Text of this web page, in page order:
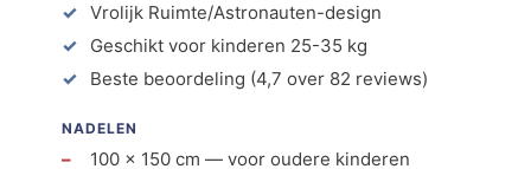
Vrolijk Ruimte/Astronauten-design
Geschikt voor kinderen 25-35 kg
Beste beoordeling (4,7 over 82 reviews)
NADELEN
100 × 150 cm — voor oudere kinderen